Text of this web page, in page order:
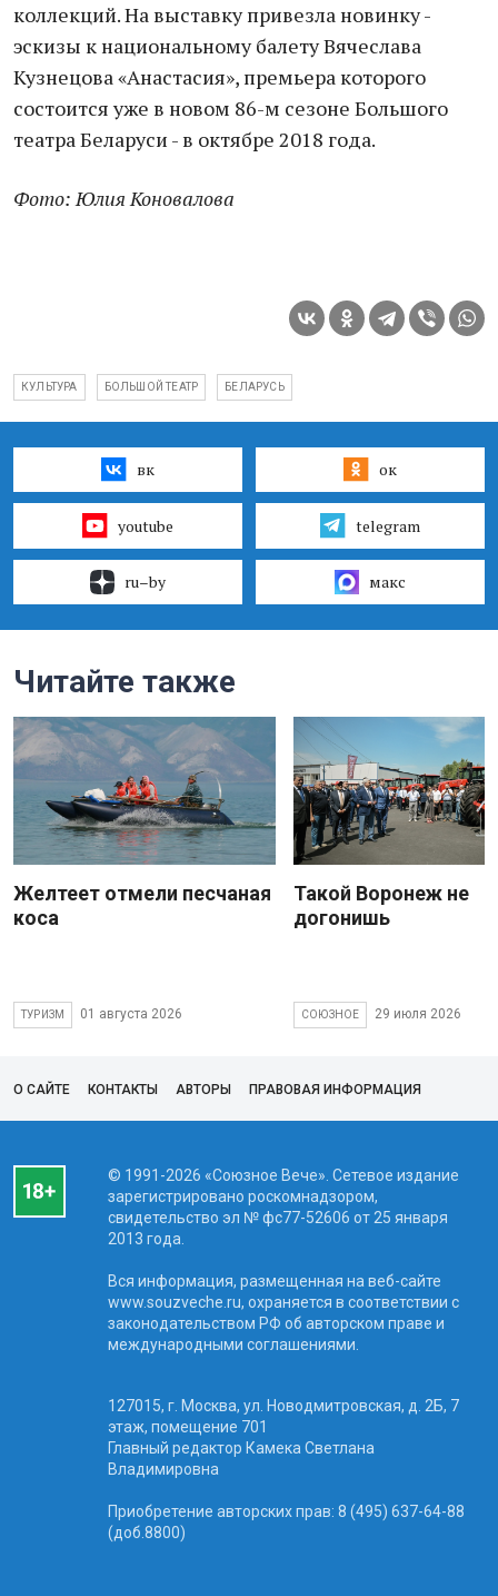
коллекций. На выставку привезла новинку -
эскизы к национальному балету Вячеслава
Кузнецова «Анастасия», премьера которого
состоится уже в новом 86-м сезоне Большого
театра Беларуси - в октябре 2018 года.
Фото: Юлия Коновалова
КУЛЬТУРА БОЛЬШОЙ ТЕАТР БЕЛАРУСЬ
вк ок
youtube telegram
ru–by макс
Читайте также
Желтеет отмели песчаная
коса
ТУРИЗМ 01 августа 2026
Такой Воронеж не
догонишь
СОЮЗНОЕ 29 июля 2026
О САЙТЕ КОНТАКТЫ АВТОРЫ ПРАВОВАЯ ИНФОРМАЦИЯ
© 1991-2026 «Союзное Вече». Сетевое издание
зарегистрировано роскомнадзором,
свидетельство эл № фc77-52606 от 25 января
2013 года.
Вся информация, размещенная на веб-сайте
www.souzveche.ru, охраняется в соответствии с
законодательством РФ об авторском праве и
международными соглашениями.
127015, г. Москва, ул. Новодмитровская, д. 2Б, 7
этаж, помещение 701
Главный редактор Камека Светлана
Владимировна
Приобретение авторских прав: 8 (495) 637-64-88
(доб.8800)